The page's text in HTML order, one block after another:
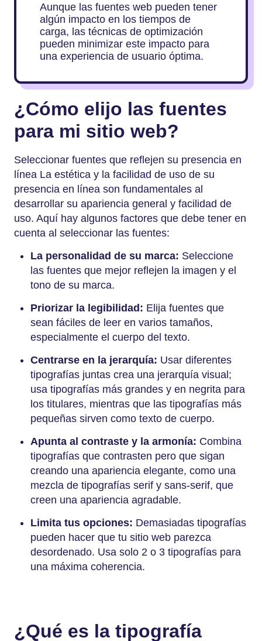
Aunque las fuentes web pueden tener
algún impacto en los tiempos de
carga, las técnicas de optimización
pueden minimizar este impacto para
una experiencia de usuario óptima.
¿Cómo elijo las fuentes
para mi sitio web?
Seleccionar fuentes que reflejen su presencia en
línea La estética y la facilidad de uso de su
presencia en línea son fundamentales al
desarrollar su apariencia general y facilidad de
uso. Aquí hay algunos factores que debe tener en
cuenta al seleccionar las fuentes:
La personalidad de su marca: Seleccione
las fuentes que mejor reflejen la imagen y el
tono de su marca.
Priorizar la legibilidad: Elija fuentes que
sean fáciles de leer en varios tamaños,
especialmente el cuerpo del texto.
Centrarse en la jerarquía: Usar diferentes
tipografías juntas crea una jerarquía visual;
usa tipografías más grandes y en negrita para
los titulares, mientras que las tipografías más
pequeñas sirven como texto de cuerpo.
Apunta al contraste y la armonía: Combina
tipografías que contrasten pero que sigan
creando una apariencia elegante, como una
mezcla de tipografías serif y sans-serif, que
creen una apariencia agradable.
Limita tus opciones: Demasiadas tipografías
pueden hacer que tu sitio web parezca
desordenado. Usa solo 2 o 3 tipografías para
una máxima coherencia.
¿Qué es la tipografía